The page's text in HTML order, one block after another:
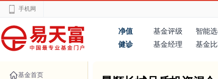
手机网
净值 基金评级
智能
健诊
基金经理 基金
基金首页